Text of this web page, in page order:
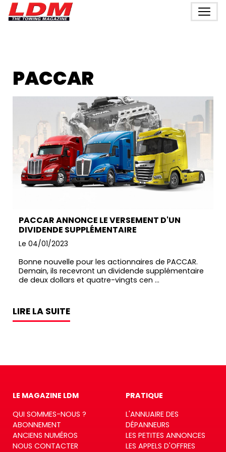
PACCAR
PACCAR ANNONCE LE VERSEMENT D'UN
DIVIDENDE SUPPLÉMENTAIRE
Le 04/01/2023
Bonne nouvelle pour les actionnaires de PACCAR.
Demain, ils recevront un dividende supplémentaire
de deux dollars et quatre-vingts cen ...
LIRE LA SUITE
LE MAGAZINE LDM
QUI SOMMES-NOUS ?
ABONNEMENT
ANCIENS NUMÉROS
NOUS CONTACTER
PRATIQUE
L'ANNUAIRE DES
DÉPANNEURS
LES PETITES ANNONCES
LES APPELS D'OFFRES